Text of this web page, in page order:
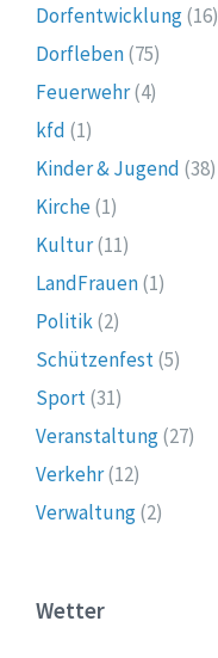
Dorfentwicklung(16)
Dorfleben(75)
Feuerwehr(4)
kfd (1)
Kinder & Jugend (38)
Kirche(1)
Kultur(11)
LandFrauen(1)
Politik(2)
Schützenfest(5)
Sport(31)
Veranstaltung(27)
Verkehr(12)
Verwaltung(2)
Wetter